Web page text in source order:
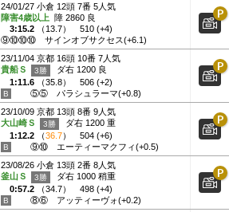
24/01/27 小倉 12頭 7番 5人気
障害4歳以上 障 2860 良
3:15.2 （13.7）
510 (+4)
⑨⑩⑩⑩
サインオブサクセス(+6.1)
23/11/04 京都 16頭 10番 7人気
貴船Ｓ
ダ右 1200 良
1:11.6 （35.8）
506 (+2)
⑤⑤
パラシュラーマ(+0.8)
23/10/09 京都 13頭 8番 9人気
大山崎Ｓ
ダ右 1200 重
1:12.2 （36.7）
504 (+6)
⑨⑩
エーティーマクフィ(+0.5)
23/08/26 小倉 13頭 2番 8人気
釜山Ｓ
ダ右 1000 稍重
0:57.2 （34.7）
498 (+4)
⑧⑥
アッティーヴォ(+0.2)